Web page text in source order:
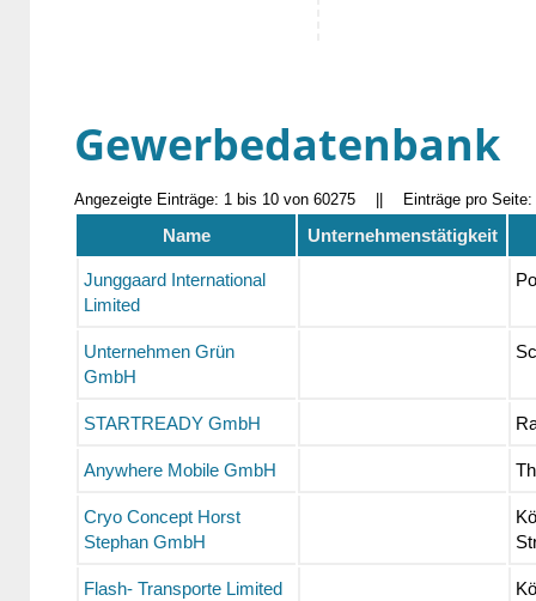
Gewerbedatenbank
Angezeigte Einträge: 1 bis 10 von 60275 Einträge pro Seite:
Name Unternehmenstätigkeit
Junggaard International
Limited
Unternehmen Grün
GmbH
STARTREADY GmbH
Anywhere Mobile GmbH
Cryo Concept Horst
Stephan GmbH
Flash- Transporte Limited